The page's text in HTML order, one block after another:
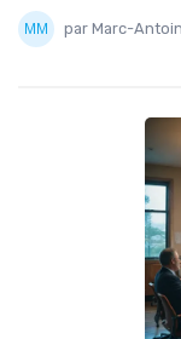
par Marc-